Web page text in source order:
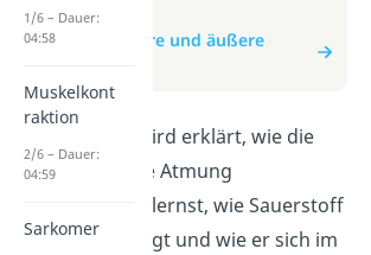
zum Video
zum Beitrag: Innere und äußere
In diesem Video wird erklärt, wie die
innere und äußere Atmung
funktionieren. Du lernst, wie Sauerstoff
in die Lunge gelangt und wie er sich im
1/6 – Dauer:
04:58
Muskelkont
raktion
2/6 – Dauer:
04:59
Sarkomer